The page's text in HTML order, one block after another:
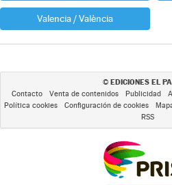
Valencia / València
© EDICIONES EL
Contacto Venta de contenidos Publicidad
Política cookies
Configuración de cookies
RSS